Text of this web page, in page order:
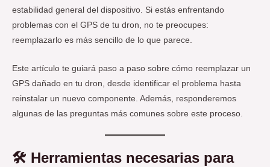
estabilidad general del dispositivo. Si estás enfrentando
problemas con el GPS de tu dron, no te preocupes:
reemplazarlo es más sencillo de lo que parece.
Este artículo te guiará paso a paso sobre cómo reemplazar un
GPS dañado en tu dron, desde identificar el problema hasta
reinstalar un nuevo componente. Además, responderemos
algunas de las preguntas más comunes sobre este proceso.
🛠️ Herramientas necesarias para